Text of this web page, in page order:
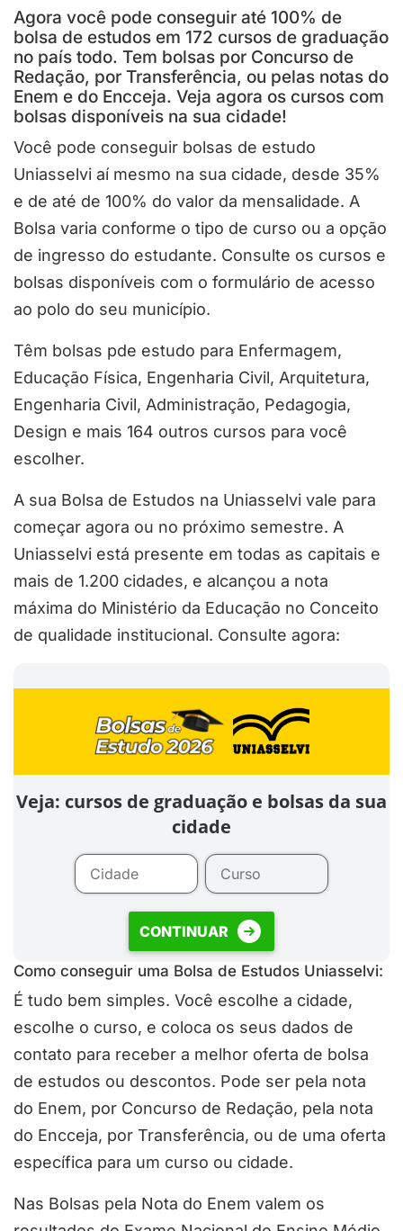
Agora você pode conseguir até 100% de
bolsa de estudos em 172 cursos de graduação
no país todo. Tem bolsas por Concurso de
Redação, por Transferência, ou pelas notas do
Enem e do Encceja. Veja agora os cursos com
bolsas disponíveis na sua cidade!
Você pode conseguir bolsas de estudo
Uniasselvi aí mesmo na sua cidade, desde 35%
e de até de 100% do valor da mensalidade. A
Bolsa varia conforme o tipo de curso ou a opção
de ingresso do estudante. Consulte os cursos e
bolsas disponíveis com o formulário de acesso
ao polo do seu município.
Têm bolsas pde estudo para Enfermagem,
Educação Física, Engenharia Civil, Arquitetura,
Engenharia Civil, Administração, Pedagogia,
Design e mais 164 outros cursos para você
escolher.
A sua Bolsa de Estudos na Uniasselvi vale para
começar agora ou no próximo semestre. A
Uniasselvi está presente em todas as capitais e
mais de 1.200 cidades, e alcançou a nota
máxima do Ministério da Educação no Conceito
de qualidade institucional. Consulte agora:
Veja: cursos de graduação e bolsas da sua
cidade
CONTINUAR
Como conseguir uma Bolsa de Estudos Uniasselvi:
É tudo bem simples. Você escolhe a cidade,
escolhe o curso, e coloca os seus dados de
contato para receber a melhor oferta de bolsa
de estudos ou descontos. Pode ser pela nota
do Enem, por Concurso de Redação, pela nota
do Encceja, por Transferência, ou de uma oferta
específica para um curso ou cidade.
Nas Bolsas pela Nota do Enem valem os